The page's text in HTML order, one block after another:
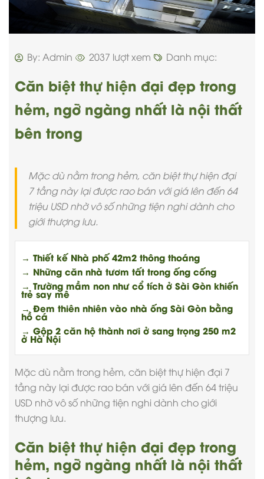
By: Admin 2037 lượt xem Danh mục:
Căn biệt thự hiện đại đẹp trong
hẻm, ngỡ ngàng nhất là nội thất
bên trong
Mặc dù nằm trong hẻm, căn biệt thự hiện đại
7 tầng này lại được rao bán với giá lên đến 64
triệu USD nhờ vô số những tiện nghi dành cho
giới thượng lưu.
→ Thiết kế Nhà phố 42m2 thông thoáng
→ Những căn nhà tươm tất trong ống cống
→ Trường mầm non như cổ tích ở Sài Gòn khiến
trẻ say mê
→ Đem thiên nhiên vào nhà ống Sài Gòn bằng
hồ cá
→ Gộp 2 căn hộ thành nơi ở sang trọng 250 m2
ở Hà Nội
Mặc dù nằm trong hẻm, căn biệt thự hiện đại 7
tầng này lại được rao bán với giá lên đến 64 triệu
USD nhờ vô số những tiện nghi dành cho giới
thượng lưu.
Căn biệt thự hiện đại đẹp trong
hẻm, ngỡ ngàng nhất là nội thất